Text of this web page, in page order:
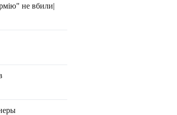
не вбили|